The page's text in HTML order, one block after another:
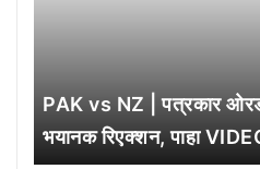
PAK vs NZ | पत्रकार
भयानक रिएक्शन, पाहा